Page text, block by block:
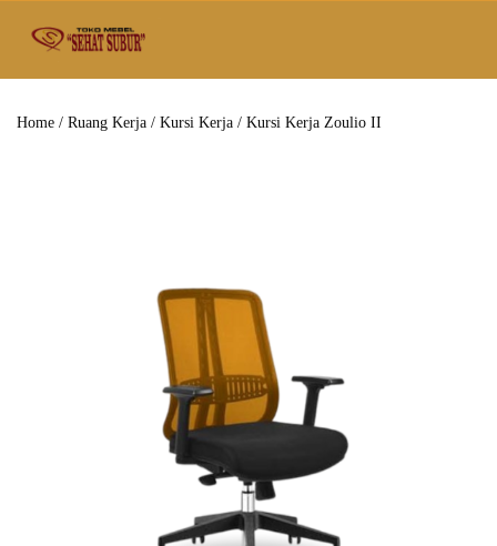
Home / Ruang Kerja / Kursi Kerja / Kursi Kerja Zoulio II